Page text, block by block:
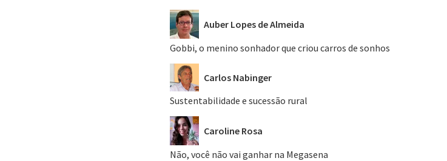
Auber Lopes de Almeida
Gobbi, o menino sonhador que criou carros de sonhos
Carlos Nabinger
Sustentabilidade e sucessão rural
Caroline Rosa
Não, você não vai ganhar na Megasena